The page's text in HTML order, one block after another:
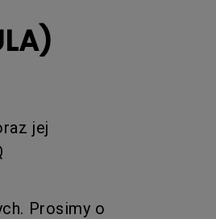
jej
Prosimy o